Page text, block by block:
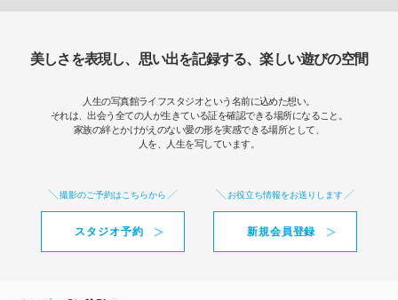
美しさを表現し、思い出を記録する、楽しい遊びの空間
人生の写真館ライフスタジオという名前に込めた想い。
それは、出会う全ての人が生きている証を確認できる場所になること。
家族の絆とかけがえのない愛の形を実感できる場所として、
人を、人生を写しています。
撮影のご予約はこちらから
スタジオ予約
お役立ち情報をお送りします
新規会員登録